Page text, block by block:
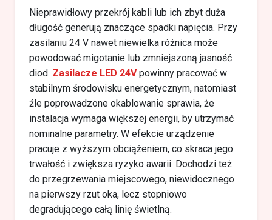
Nieprawidłowy przekrój kabli lub ich zbyt duża
długość generują znaczące spadki napięcia. Przy
zasilaniu 24 V nawet niewielka różnica może
powodować migotanie lub zmniejszoną jasność
diod. Zasilacze LED 24Vpowinny pracować w
stabilnym środowisku energetycznym, natomiast
źle poprowadzone okablowanie sprawia, że
instalacja wymaga większej energii, by utrzymać
nominalne parametry. W efekcie urządzenie
pracuje z wyższym obciążeniem, co skraca jego
trwałość i zwiększa ryzyko awarii. Dochodzi też
do przegrzewania miejscowego, niewidocznego
na pierwszy rzut oka, lecz stopniowo
degradującego całą linię świetlną.